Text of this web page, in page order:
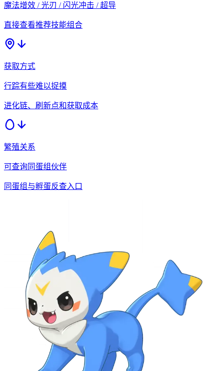
魔法增效 / 光刃 / 闪光冲击 / 超导
直接查看推荐技能组合
获取方式
行踪有些难以捉摸
进化链、刷新点和获取成本
繁殖关系
可查询同蛋组伙伴
同蛋组与孵蛋反查入口